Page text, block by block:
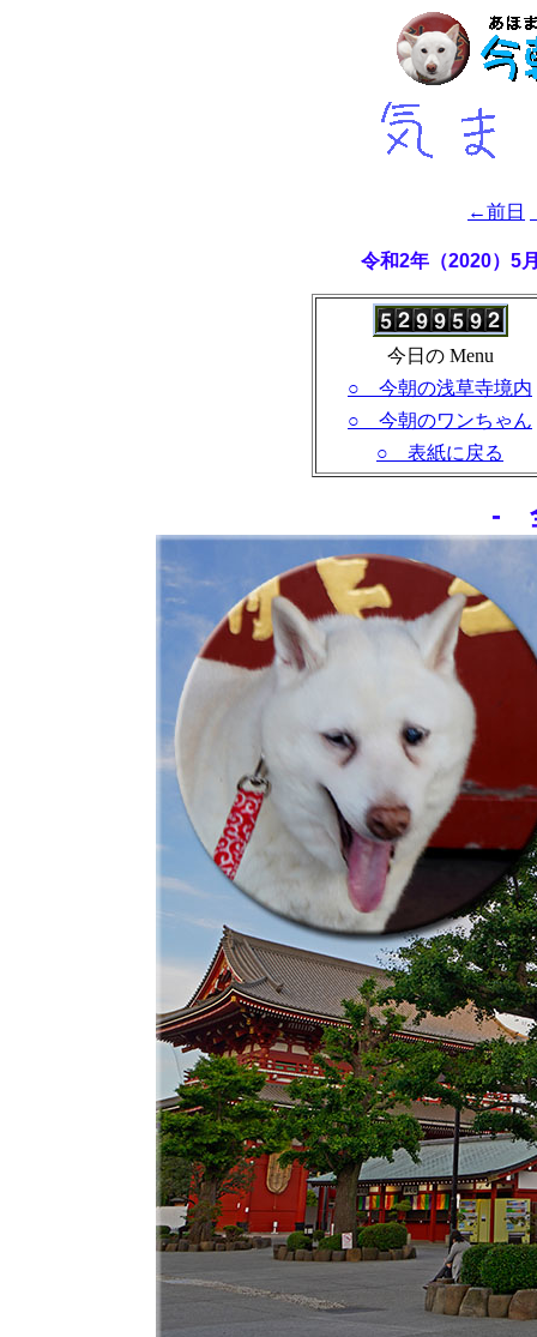
←前日
令和2年（2020）
今日の Menu
○ 今朝の浅草寺境内
○ 今朝のワンちゃん
○ 表紙に戻る
-